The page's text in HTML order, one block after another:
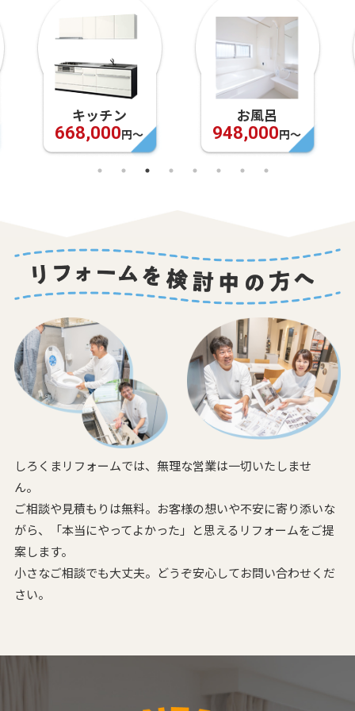
キッチン
668,000円〜
お風呂
948,000円〜
しろくまリフォームでは、無理な営業は一切いたしませ
ん。
ご相談や見積もりは無料。お客様の想いや不安に寄り添いな
がら、
「本当にやってよかった」と思えるリフォームをご提
案します。
小さなご相談でも大丈夫。どうぞ安心してお問い合わせくだ
さい。